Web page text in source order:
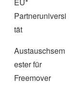
Partneruniversi
tät
Austauschsem
ester für
Freemover